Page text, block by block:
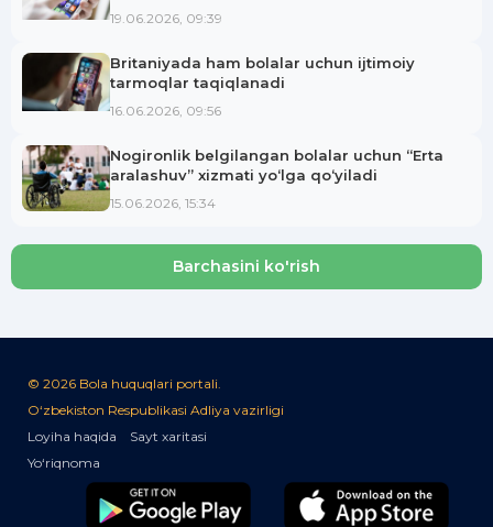
19.06.2026, 09:39
Britaniyada ham bolalar uchun ijtimoiy
tarmoqlar taqiqlanadi
16.06.2026, 09:56
Nogironlik belgilangan bolalar uchun “Erta
aralashuv” xizmati yo‘lga qo‘yiladi
15.06.2026, 15:34
Barchasini ko'rish
© 2026 Bola huquqlari portali.
O‘zbekiston Respublikasi Adliya vazirligi
Loyiha haqida
Sayt xaritasi
Yo‘riqnoma